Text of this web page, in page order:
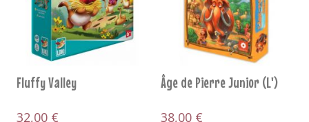
Fluffy Valley
32,00 €
Âge de Pierre Junior (L')
38,00 €